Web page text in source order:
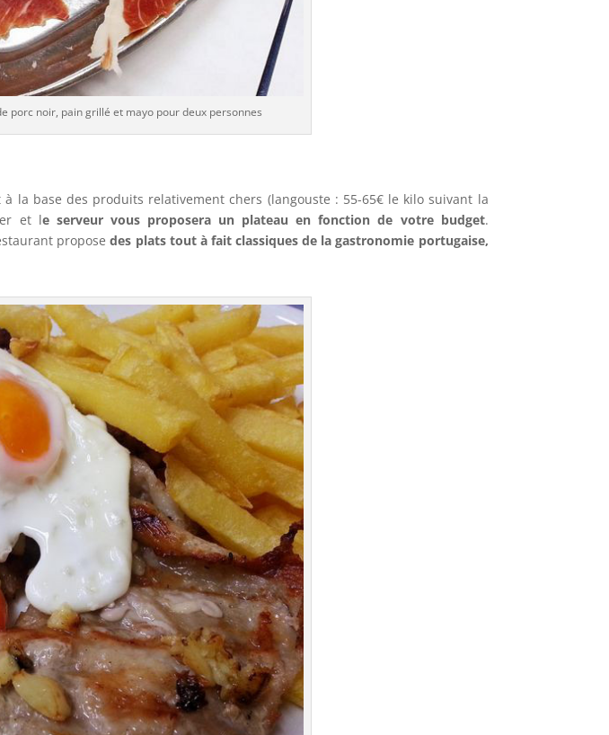
porc noir, pain grillé et mayo pour deux personnes
la base des produits relativement chers (langouste : 55-65€ le kilo suivant la
et le serveur vous proposera un plateau en fonction de votre budget.
proposedes plats tout à fait classiques de la gastronomie portugaise,